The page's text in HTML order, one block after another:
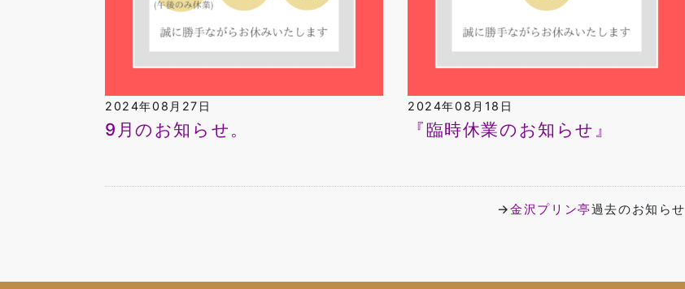
2024年08月27日
9月のお知らせ。
2024年08月18日
『臨時休業のお知らせ』
→金沢プリン亭過去のお知らせ